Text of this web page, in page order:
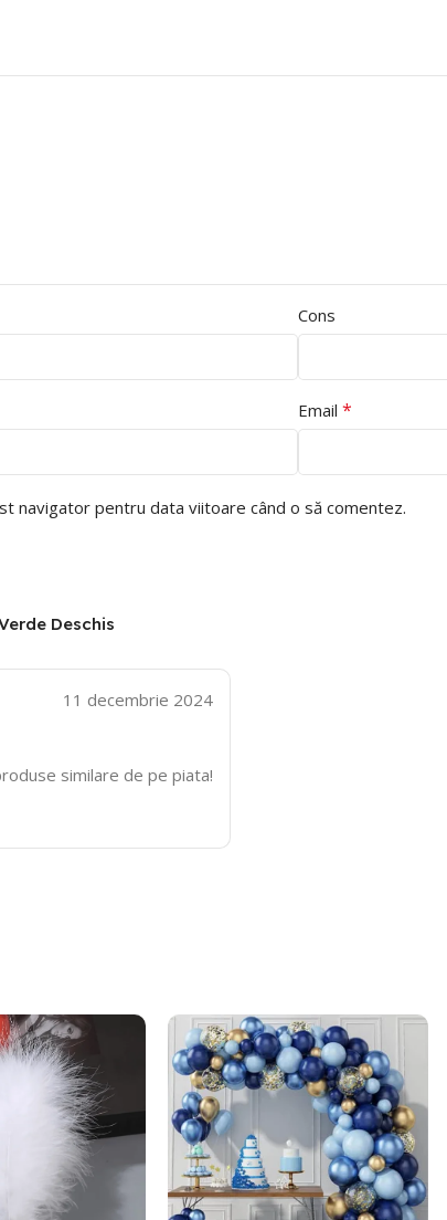
Deschis
11 decembrie 2024
similare de pe piata!
Cons
Email *
navigator pentru data viitoare când o să comentez.